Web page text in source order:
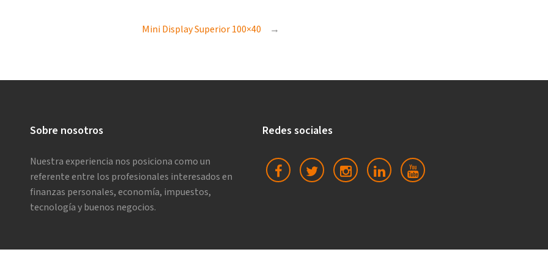
Mini Display Superior 100×40
Sobre nosotros
Nuestra experiencia nos posiciona como un
referente entre los profesionales interesados en
finanzas personales, economía, impuestos,
tecnología y buenos negocios.
Redes sociales
Fb TwitterInstagramLinkedinYoutube